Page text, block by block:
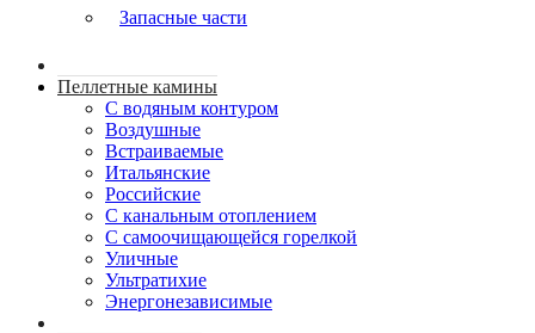
Запасные части
Пеллетные камины
C водяным контуром
Воздушные
Встраиваемые
Итальянские
Российские
С канальным отоплением
С самоочищающейся горелкой
Уличные
Ультратихие
Энергонезависимые